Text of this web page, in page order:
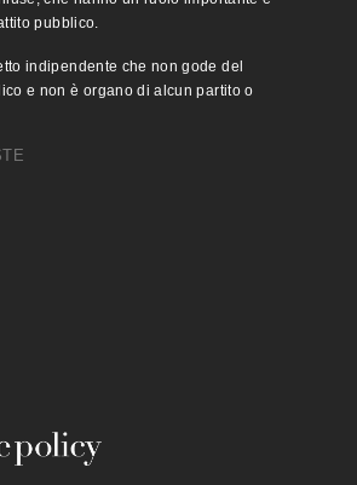
pubblico.
indipendente che non gode del
e non è organo di alcun partito o